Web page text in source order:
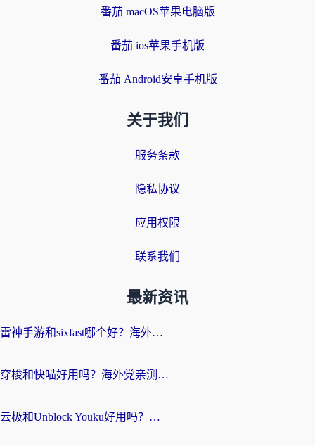
番茄 macOS苹果电脑版
番茄 ios苹果手机版
番茄 Android安卓手机版
关于我们
服务条款
隐私协议
应用权限
联系我们
最新资讯
雷神手游和sixfast哪个好？海外党亲测3款回国加速器，教你选对不踩坑
穿梭和快喵好用吗？海外党亲测：小众加速器对比+番茄加速器深度体验
云极和Unblock Youku好用吗？海外党亲测+2026回国加速器避坑指南